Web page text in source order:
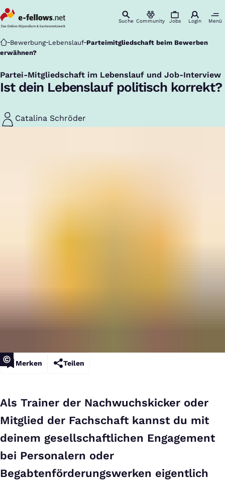
Suche Community Jobs Login Menü
Startseite
Bewerbung Lebenslauf Parteimitgliedschaft beim Bewerben
erwähnen?
Partei-Mitgliedschaft im Lebenslauf und Job-Interview
:
Ist dein Lebenslauf politisch korrekt?
Catalina Schröder
Merken Teilen
Als Trainer der Nachwuchskicker oder
Mitglied der Fachschaft kannst du mit
deinem gesellschaftlichen Engagement
bei Personalern oder
Begabtenförderungswerken eigentlich